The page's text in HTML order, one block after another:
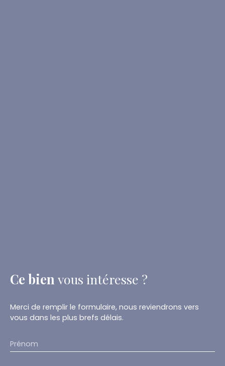
Ce bien vous intéresse ?
Merci de remplir le formulaire, nous reviendrons vers
vous dans les plus brefs délais.
Prénom